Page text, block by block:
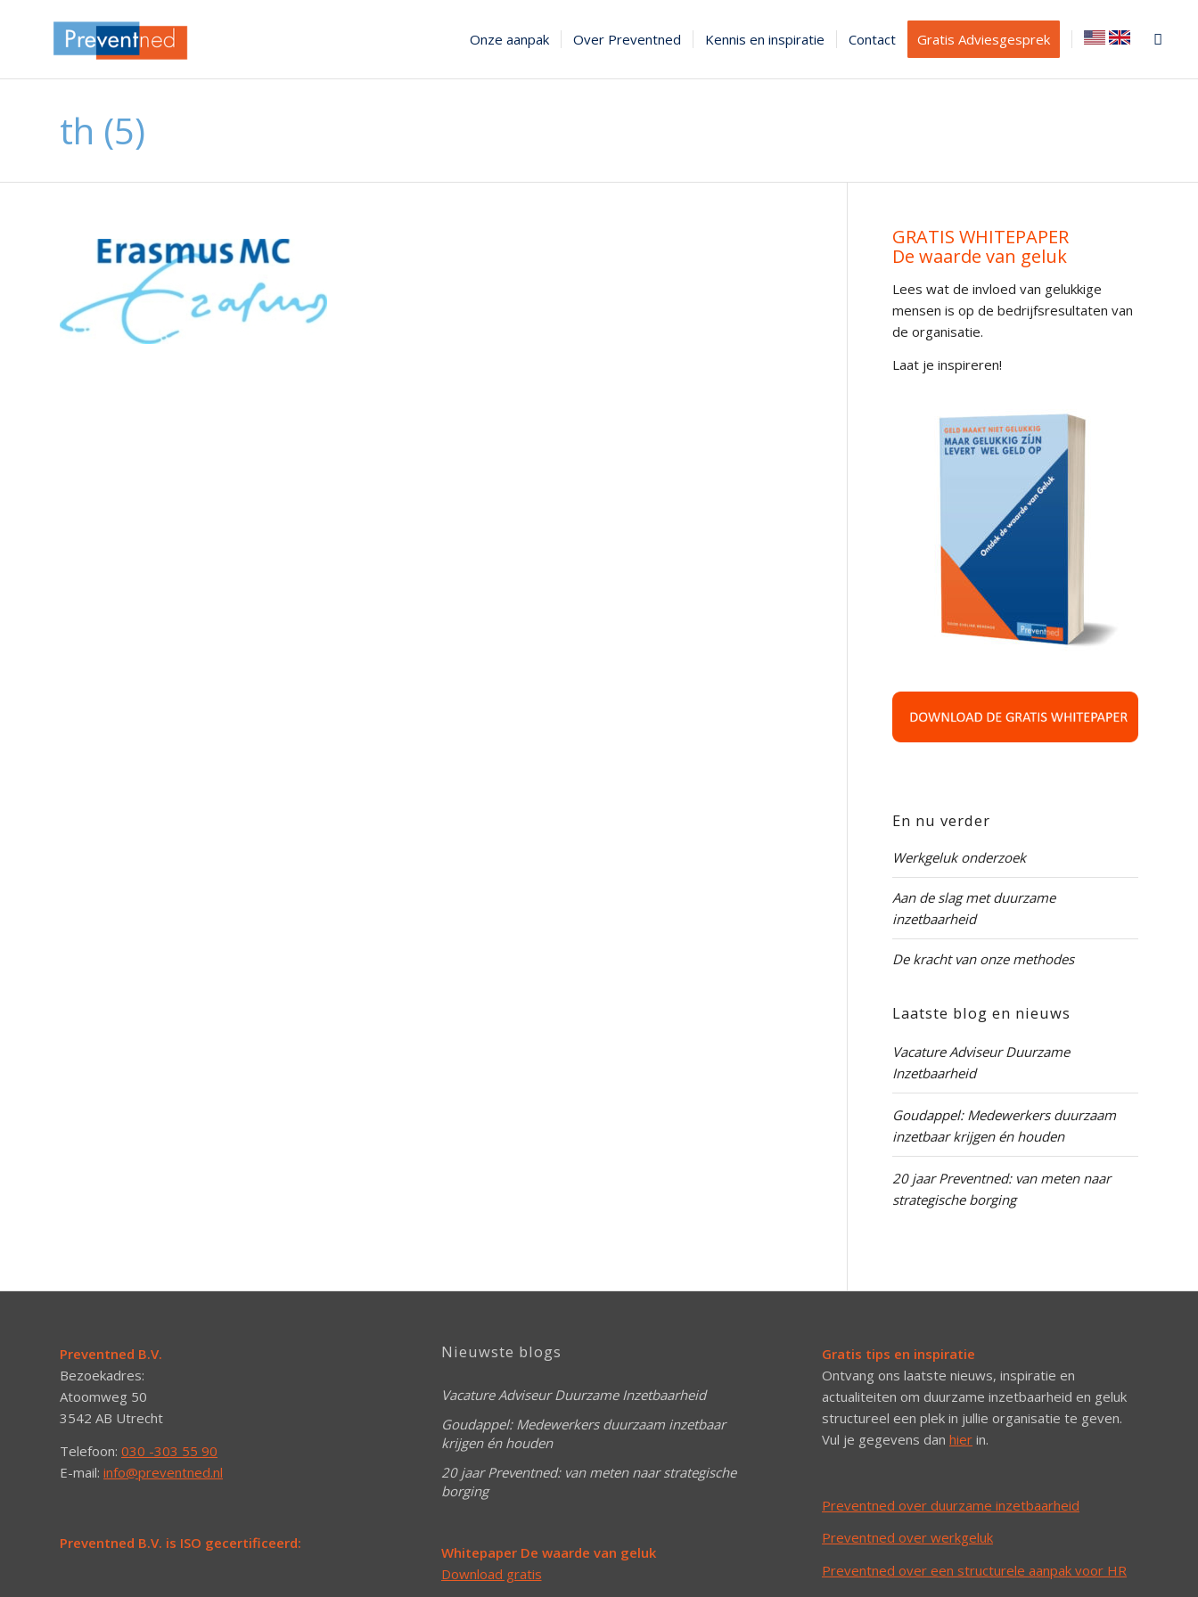
Onze aanpak Over Preventned Kennis en inspiratie Contact Gratis Adviesgesprek
th (5)
GRATIS WHITEPAPER
De waarde van geluk
Lees wat de invloed van gelukkige
mensen is op de bedrijfsresultaten van
de organisatie.
Laat je inspireren!
En nu verder
Werkgeluk onderzoek
Aan de slag met duurzame
inzetbaarheid
De kracht van onze methodes
Laatste blog en nieuws
Vacature Adviseur Duurzame
Inzetbaarheid
Goudappel: Medewerkers duurzaam
inzetbaar krijgen én houden
20 jaar Preventned: van meten naar
strategische borging
Preventned B.V.
Bezoekadres:
Atoomweg 50
3542 AB Utrecht
Telefoon: 030 -303 55 90
E-mail: info@preventned.nl
Preventned B.V. is ISO gecertificeerd:
Nieuwste blogs
Vacature Adviseur Duurzame Inzetbaarheid
Goudappel: Medewerkers duurzaam inzetbaar
krijgen én houden
20 jaar Preventned: van meten naar strategische
borging
Whitepaper De waarde van geluk
Download gratis
Gratis tips en inspiratie
Ontvang ons laatste nieuws, inspiratie en
actualiteiten om duurzame inzetbaarheid en geluk
structureel een plek in jullie organisatie te geven.
Vul je gegevens danhier in.
Preventned over duurzame inzetbaarheid
Preventned over werkgeluk
Preventned over een structurele aanpak voor HR